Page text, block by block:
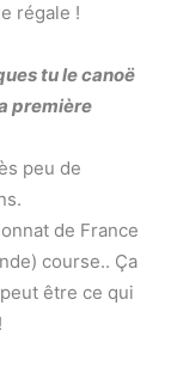
régale !
tu le canoë
première
peu de
de France
course.. Ça
être ce qui